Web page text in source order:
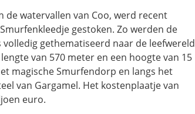
de watervallen van Coo, werd recent
gestoken. Zo werden de
gethematiseerd naar de leefwereld
van 570 meter en een hoogte van 15
magische Smurfendorp en langs het
van Gargamel. Het kostenplaatje van
euro.